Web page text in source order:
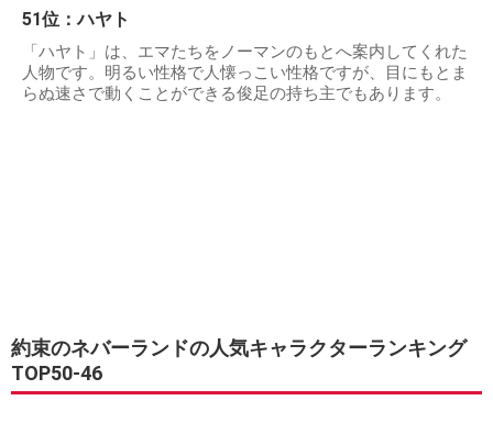
51位：ハヤト
「ハヤト」は、エマたちをノーマンのもとへ案内してくれた
人物です。明るい性格で人懐っこい性格ですが、目にもとま
らぬ速さで動くことができる俊足の持ち主でもあります。
約束のネバーランドの人気キャラクターランキング
TOP50-46